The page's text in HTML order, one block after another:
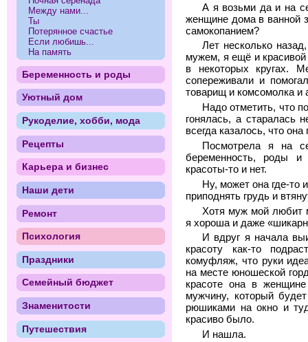
А я возьми да и на
женщине дома в ванной
самокопанием?
Лет несколько
мужем, я ещё и красивой
в некоторых кругах.
сопереживали и
товарищ и комсомолка и
Надо отметить, что
гонялась, а старалась
всегда казалось, что
Посмотрела я на
беременность, роды и
красоты-то и нет.
Ну, может она где-то
приподнять грудь и
Хотя муж мой любит
я хороша и даже
И вдруг я начала
красоту как-то
комуфляж, что руки
на месте юношеской
красоте она в
мужчину, который
рюшиками на окно и
красиво было.
И нашла.
Между нами...
Ты
Потерянное счастье
Если любишь...
На память
Беременность и роды
Уютный дом
Рукоделие, хобби, мода
Рецепты
Карьера и бизнес
Наши дети
Ремонт
Психология
Праздники
Семейный бюджет
Знаменитости
Путешествия